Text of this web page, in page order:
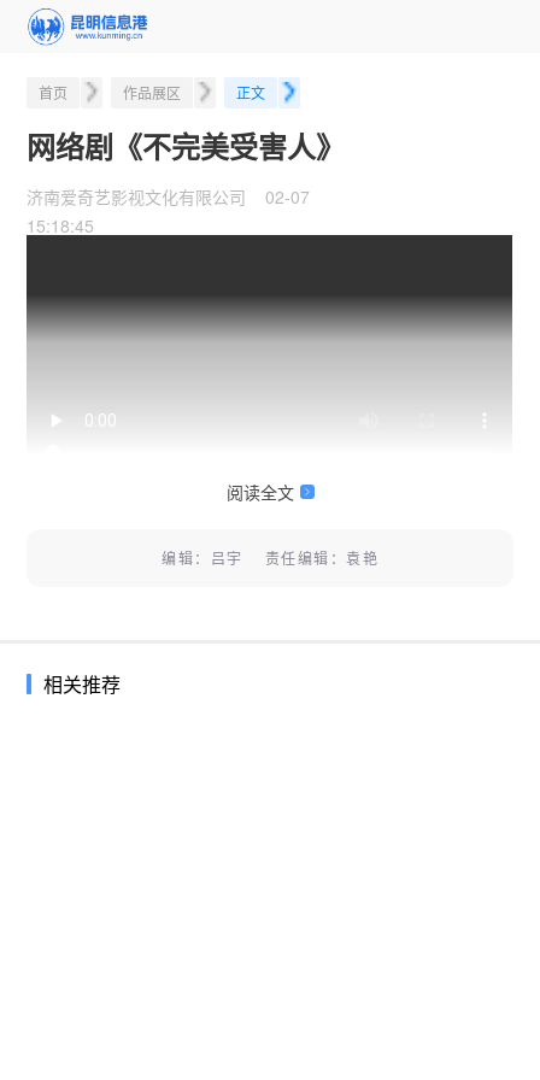
首页 作品展区 正文
网络剧《不完美受害人》
济南爱奇艺影视文化有限公司 02-07
15:18:45
阅读全文
编辑：吕宇 责任编辑：袁艳
相关推荐